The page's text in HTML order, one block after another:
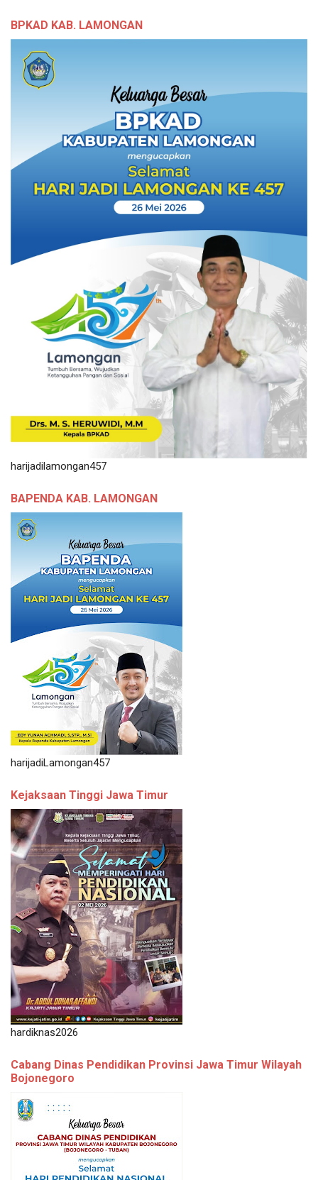
BPKAD KAB. LAMONGAN
harijadilamongan457
BAPENDA KAB. LAMONGAN
harijadiLamongan457
Kejaksaan Tinggi Jawa Timur
hardiknas2026
Cabang Dinas Pendidikan Provinsi Jawa Timur Wilayah
Bojonegoro